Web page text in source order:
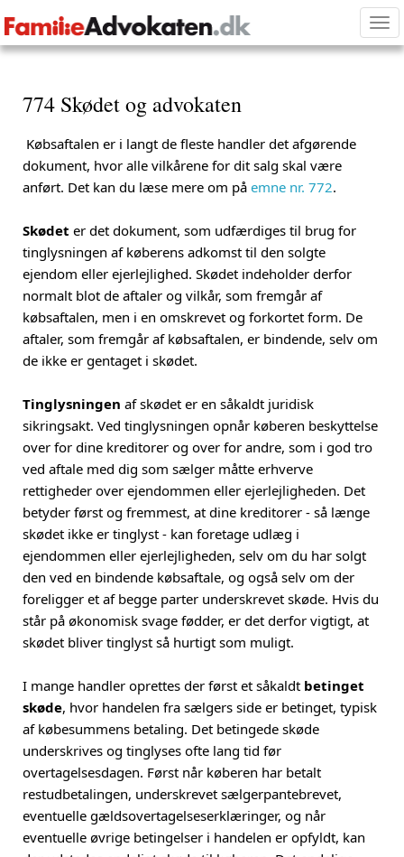
774 Skødet og advokaten
Købsaftalen er i langt de fleste handler det afgørende
dokument, hvor alle vilkårene for dit salg skal være
anført. Det kan du læse mere om på emne nr. 772.
Skødet er det dokument, som udfærdiges til brug for
tinglysningen af køberens adkomst til den solgte
ejendom eller ejerlejlighed. Skødet indeholder derfor
normalt blot de aftaler og vilkår, som fremgår af
købsaftalen, men i en omskrevet og forkortet form. De
aftaler, som fremgår af købsaftalen, er bindende, selv om
de ikke er gentaget i skødet.
Tinglysningen af skødet er en såkaldt juridisk
sikringsakt. Ved tinglysningen opnår køberen beskyttelse
over for dine kreditorer og over for andre, som i god tro
ved aftale med dig som sælger måtte erhverve
rettigheder over ejendommen eller ejerlejligheden. Det
betyder først og fremmest, at dine kreditorer - så længe
skødet ikke er tinglyst - kan foretage udlæg i
ejendommen eller ejerlejligheden, selv om du har solgt
den ved en bindende købsaftale, og også selv om der
foreligger et af begge parter underskrevet skøde. Hvis du
står på økonomisk svage fødder, er det derfor vigtigt, at
skødet bliver tinglyst så hurtigt som muligt.
I mange handler oprettes der først et såkaldt betinget
skøde, hvor handelen fra sælgers side er betinget, typisk
af købesummens betaling. Det betingede skøde
underskrives og tinglyses ofte lang tid før
overtagelsesdagen. Først når køberen har betalt
restudbetalingen, underskrevet sælgerpantebrevet,
eventuelle gældsovertagelseserklæringer, og når
eventuelle øvrige betingelser i handelen er opfyldt, kan